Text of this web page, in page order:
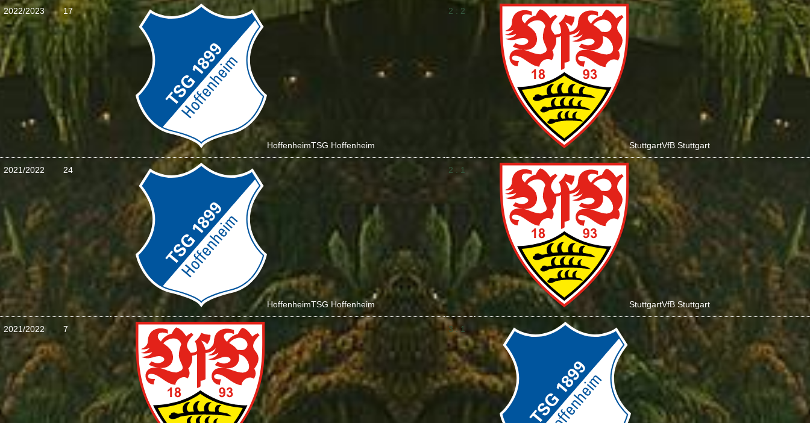
2022/2023 17
HoffenheimTSG Hoffenheim
2 : 2
StuttgartVfB Stuttgart
2021/2022 24
HoffenheimTSG Hoffenheim
2 : 1
StuttgartVfB Stuttgart
2021/2022 7 3 : 1